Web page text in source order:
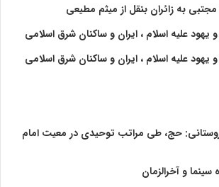
به زائران بنقل از میثم مطیعی
علیه اسلام ، ایران و ساکنان شرق اسلامی
علیه اسلام ، ایران و ساکنان شرق اسلامی
حج، طی مراتب توحیدی در معیت امام
و آخرالزمان